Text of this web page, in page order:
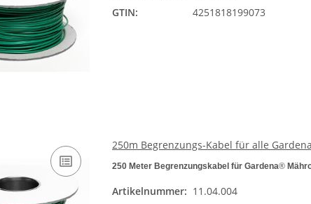
GTIN:
4251818199073
250m Begrenzungs-Kabel für alle
250 Meter Begrenzungskabel für Gardena®
Artikelnummer: 11.04.004